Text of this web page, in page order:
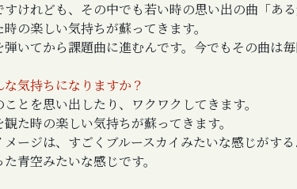
けれども、その中でも若い時の思い出の曲「ある
の楽しい気持ちが蘇ってきます。
いてから課題曲に進むんです。今でもその曲は毎
気持ちになりますか？
とを思い出したり、ワクワクしてきます。
た時の楽しい気持ちが蘇ってきます。
メージは、すごくブルースカイみたいな感じがす
青空みたいな感じです。